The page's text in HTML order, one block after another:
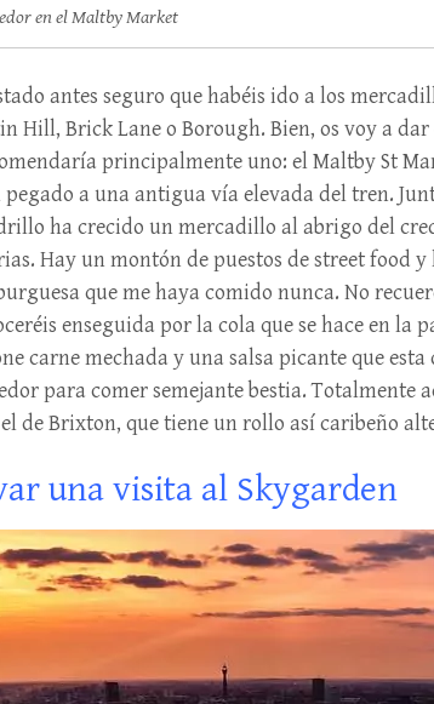
en el Maltby Market
antes seguro que habéis ido a los
Hill, Brick Lane o Borough. Bien, os voy a
principalmente uno: el Maltby St
a una antigua vía elevada del tren.
ha crecido un mercadillo al abrigo del
Hay un montón de puestos de street food y
que me haya comido nunca. No
enseguida por la cola que se hace en la
carne mechada y una salsa picante que esta
para comer semejante bestia. Totalmente
de Brixton, que tiene un rollo así caribeño
una visita al Skygarden